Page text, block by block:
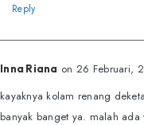
Reply
Inna Riana on 26 Februari,
kayaknya kolam renang
banyak banget ya. malah